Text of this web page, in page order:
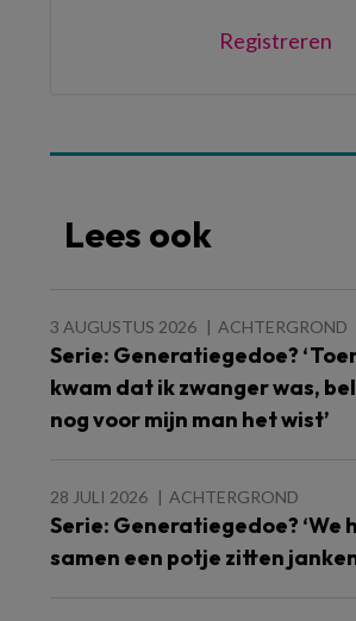
Registreren
Lees ook
3 AUGUSTUS 2026 ACHTERGROND
Serie: Generatiegedoe?
kwam dat ik zwanger was,
nog voor mijn man het wist’
28 JULI 2026 ACHTERGROND
Serie: Generatiegedoe? ‘We
samen een potje zitten